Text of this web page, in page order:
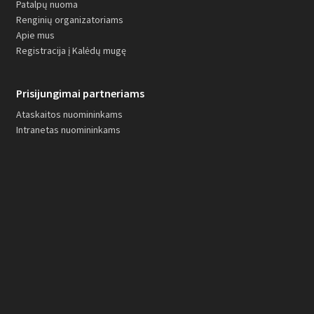
Patalpų nuoma
Renginių organizatoriams
Apie mus
Registracija į Kalėdų mugę
Prisijungimai partneriams
Ataskaitos nuomininkams
Intranetas nuomininkams